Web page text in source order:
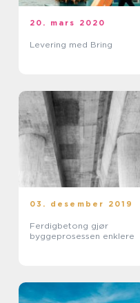
20. mars 2020
Levering med Bring
03. desember 2019
Ferdigbetong gjør
byggeprosessen enklere